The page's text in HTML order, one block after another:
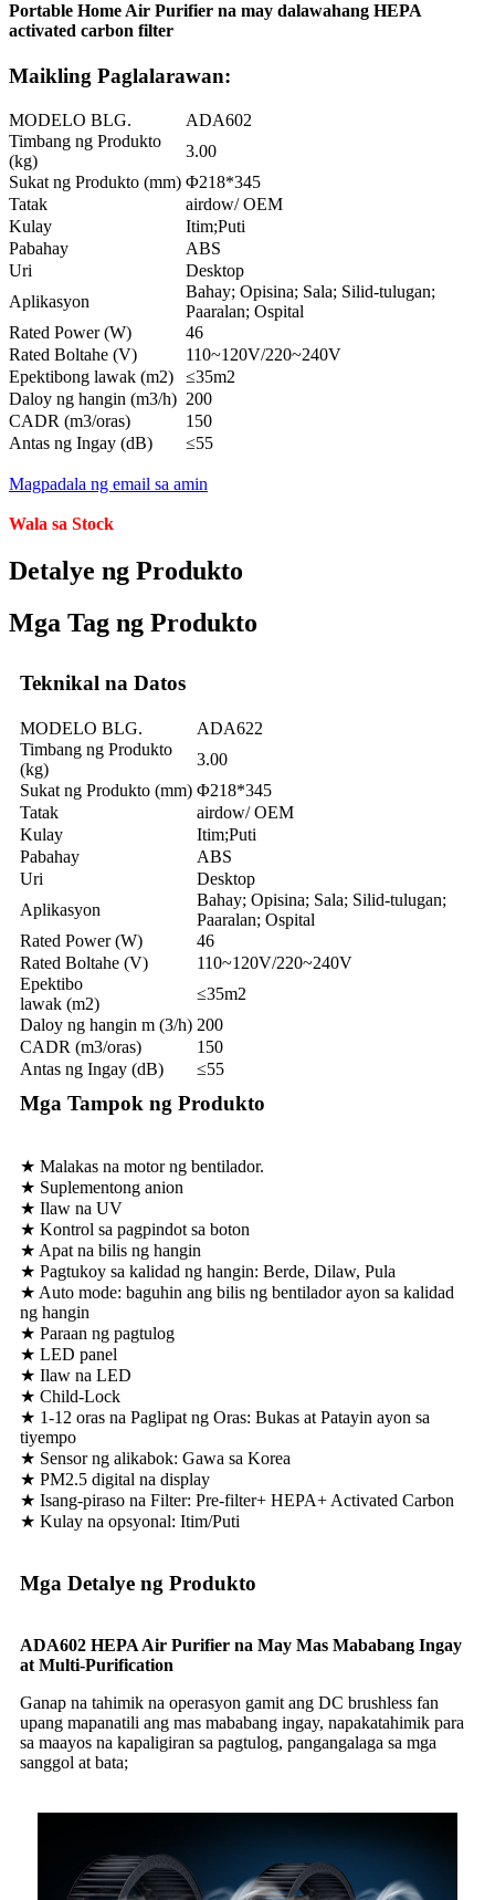
Portable Home Air Purifier na may dalawahang HEPA
activated carbon filter
Maikling Paglalarawan:
MODELO BLG.
ADA602
Timbang ng Produkto
(kg)
3.00
Sukat ng Produkto (mm) Φ218*345
Tatak
airdow/ OEM
Kulay
Itim;Puti
Pabahay
ABS
Uri
Desktop
Aplikasyon
Bahay; Opisina; Sala; Silid-tulugan;
Paaralan; Ospital
Rated Power (W)
46
Rated Boltahe (V)
110~120V/220~240V
Epektibong lawak (m2)
≤35m2
Daloy ng hangin (m3/h) 200
CADR (m3/oras)
150
Antas ng Ingay (dB)
≤55
Magpadala ng email sa amin
Wala sa Stock
Detalye ng Produkto
Mga Tag ng Produkto
Teknikal na Datos
MODELO BLG.
ADA622
Timbang ng Produkto
(kg)
3.00
Sukat ng Produkto (mm) Φ218*345
Tatak
airdow/ OEM
Kulay
Itim;Puti
Pabahay
ABS
Uri
Desktop
Aplikasyon
Bahay; Opisina; Sala; Silid-tulugan;
Paaralan; Ospital
Rated Power (W)
46
Rated Boltahe (V)
110~120V/220~240V
Epektibo
lawak (m2)
≤35m2
Daloy ng hangin m (3/h) 200
CADR (m3/oras)
150
Antas ng Ingay (dB)
≤55
Mga Tampok ng Produkto
★ Malakas na motor ng bentilador.
★ Suplementong anion
★ Ilaw na UV
★ Kontrol sa pagpindot sa boton
★ Apat na bilis ng hangin
★ Pagtukoy sa kalidad ng hangin: Berde, Dilaw, Pula
★ Auto mode: baguhin ang bilis ng bentilador ayon sa kalidad
ng hangin
★ Paraan ng pagtulog
★ LED panel
★ Ilaw na LED
★ Child-Lock
★ 1-12 oras na Paglipat ng Oras: Bukas at Patayin ayon sa
tiyempo
★ Sensor ng alikabok: Gawa sa Korea
★ PM2.5 digital na display
★ Isang-piraso na Filter: Pre-filter+ HEPA+ Activated Carbon
★ Kulay na opsyonal: Itim/Puti
Mga Detalye ng Produkto
ADA602 HEPA Air Purifier na May Mas Mababang Ingay
at Multi-Purification
Ganap na tahimik na operasyon gamit ang DC brushless fan
upang mapanatili ang mas mababang ingay, napakatahimik para
sa maayos na kapaligiran sa pagtulog, pangangalaga sa mga
sanggol at bata;